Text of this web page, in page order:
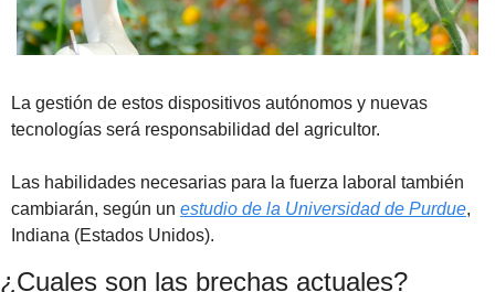
La gestión de estos dispositivos autónomos y nuevas
tecnologías será responsabilidad del agricultor.
Las habilidades necesarias para la fuerza laboral también
cambiarán, según un estudio de la Universidad de Purdue,
Indiana (Estados Unidos).
¿Cuales son las brechas actuales?